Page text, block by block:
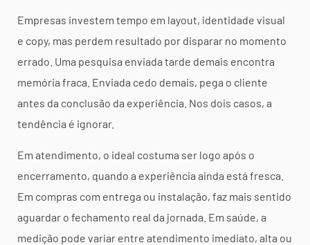
Empresas investem tempo em layout, identidade visual
e copy, mas perdem resultado por disparar no momento
errado. Uma pesquisa enviada tarde demais encontra
memória fraca. Enviada cedo demais, pega o cliente
antes da conclusão da experiência. Nos dois casos, a
tendência é ignorar.
Em atendimento, o ideal costuma ser logo após o
encerramento, quando a experiência ainda está fresca.
Em compras com entrega ou instalação, faz mais sentido
aguardar o fechamento real da jornada. Em saúde, a
medição pode variar entre atendimento imediato, alta ou